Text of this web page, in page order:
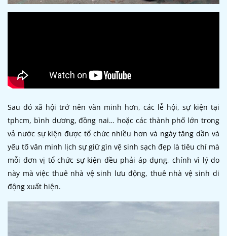
Sau đó xã hội trở nên văn minh hơn, các lễ hội, sự kiện tại
tphcm, bình dương, đồng nai… hoặc các thành phố lớn trong
vả nước sự kiện được tổ chức nhiều hơn và ngày tăng dần và
yếu tố văn minh lịch sự giữ gìn vệ sinh sạch đẹp là tiêu chí mà
mỗi đơn vị tổ chức sự kiện đều phải áp dụng, chính vì lý do
này mà việc thuê nhà vệ sinh lưu động, thuê nhà vệ sinh di
động xuất hiện.